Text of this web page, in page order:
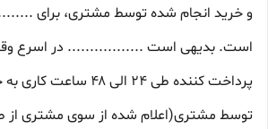
و خرید انجام شده توسط مشتری، برای
است. بدیهی است ................. در اسرع وقت
پرداخت کننده طی ۲۴ الی
توسط مشتری(اعلام شده از سوی مشتری از